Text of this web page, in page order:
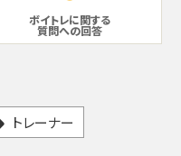
ボイトレに関する
質問への回答
トレーナー